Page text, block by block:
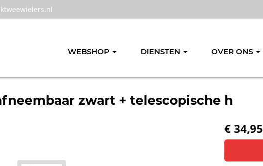
WEBSHOP DIENSTEN OVER ONS
zwart + telescopische h
€ 34,95